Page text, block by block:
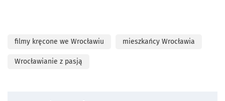
filmy kręcone we Wrocławiu mieszkańcy Wrocławia
Wrocławianie z pasją